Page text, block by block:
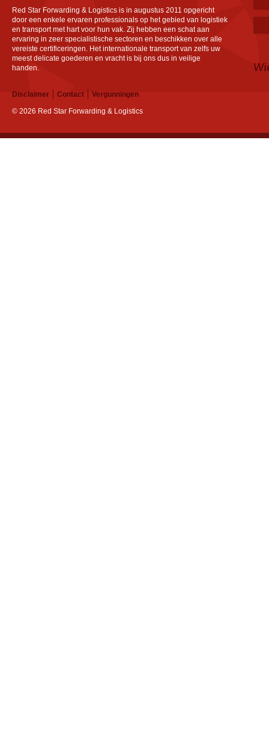
Red Star Forwarding & Logistics is in augustus 2011 opgericht
door een enkele ervaren professionals op het gebied van logistiek
en transport met hart voor hun vak. Zij hebben een schat aan
ervaring in zeer specialistische sectoren en beschikken over alle
vereiste certificeringen. Het internationale transport van zelfs uw
meest delicate goederen en vracht is bij ons dus in veilige
handen.
Disclaimer Contact
Vergunningen
© 2026 Red Star Forwarding & Logistics